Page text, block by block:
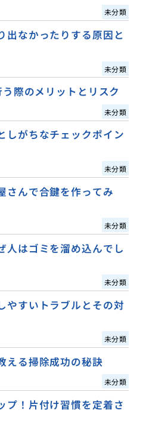
未分類
出なかったりする原因と
未分類
際のメリットとリスク
未分類
しがちなチェックポイン
未分類
さんで合鍵を作ってみ
未分類
人はゴミを溜め込んでし
未分類
やすいトラブルとその対
未分類
える掃除成功の秘訣
未分類
プ！片付け習慣を定着さ